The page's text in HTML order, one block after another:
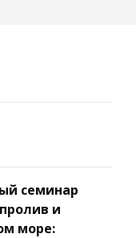
семинар
и
море: